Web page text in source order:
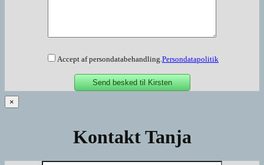
Accept af persondatabehandling. Persondatapolitik
×
Kontakt Tanja